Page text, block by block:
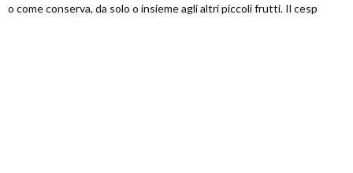
o come conserva, da solo o insieme agli altri piccoli frutti. Il cesp